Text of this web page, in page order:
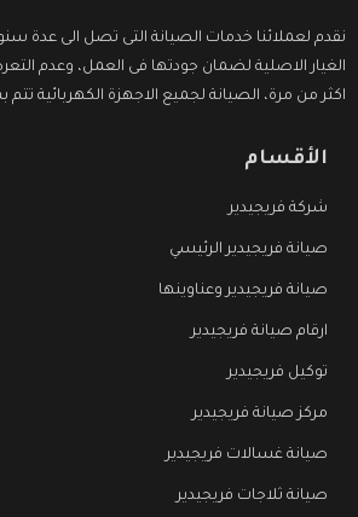
نقدم لعملائنا خدمات الصيانة التى تصل الى عدة
الغيار الاصلية لضمان جودتها فى العمل، وعدم
اكثر من مرة، الصيانة لجميع الاجهزة الكهربائية
الأقسام
شركة فريجيدير
صيانة فريجيدير الرئيسي
صيانة فريجيدير وعناوينها
ارقام صيانة فريجيدير
توكيل فريجيدير
مركز صيانة فريجيدير
صيانة غسالات فريجيدير
صيانة ثلاجات فريجيدير